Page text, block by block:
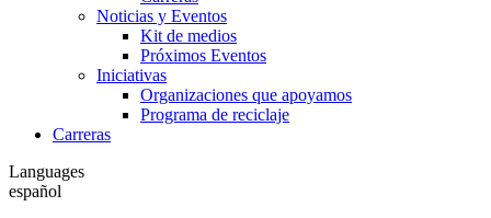
Noticias y Eventos
Kit de medios
Próximos Eventos
Iniciativas
Organizaciones que apoyamos
Programa de reciclaje
Carreras
Languages
español